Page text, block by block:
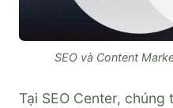
SEO và Content
Tại SEO Center,